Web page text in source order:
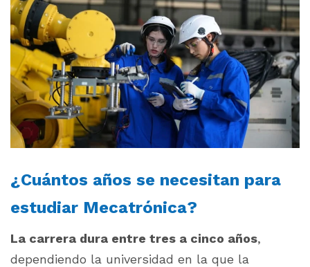
¿Cuántos años se necesitan para
estudiar Mecatrónica?
La carrera dura entre tres a cinco años,
dependiendo la universidad en la que la